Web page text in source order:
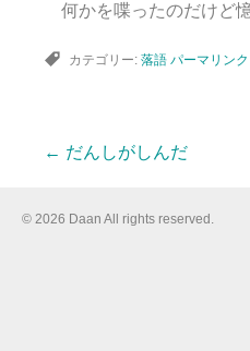
何かを喋ったのだけど憶
カテゴリー: 落語 パーマリンク
投
← だんしがしんだ
© 2026 Daan All rights reserved.